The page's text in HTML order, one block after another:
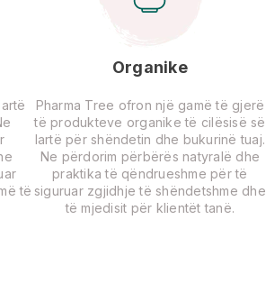
të
Organike
Pharma Tree ofron një gamë të gjerë
të produkteve organike të cilësisë së
lartë për shëndetin dhe bukurinë tuaj.
Ne përdorim përbërës natyralë dhe
praktika të qëndrueshme për të
siguruar zgjidhje të shëndetshme dhe
të mjedisit për klientët tanë.